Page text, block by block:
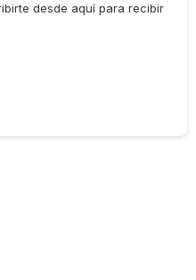
desde aquí para recibir